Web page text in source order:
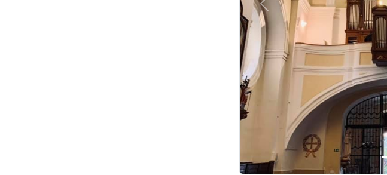
Předchozí